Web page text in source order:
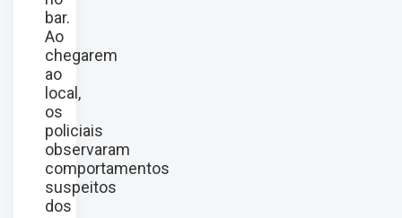
bar.
Ao
chegarem
ao
local,
os
policiais
observaram
comportamentos
suspeitos
dos